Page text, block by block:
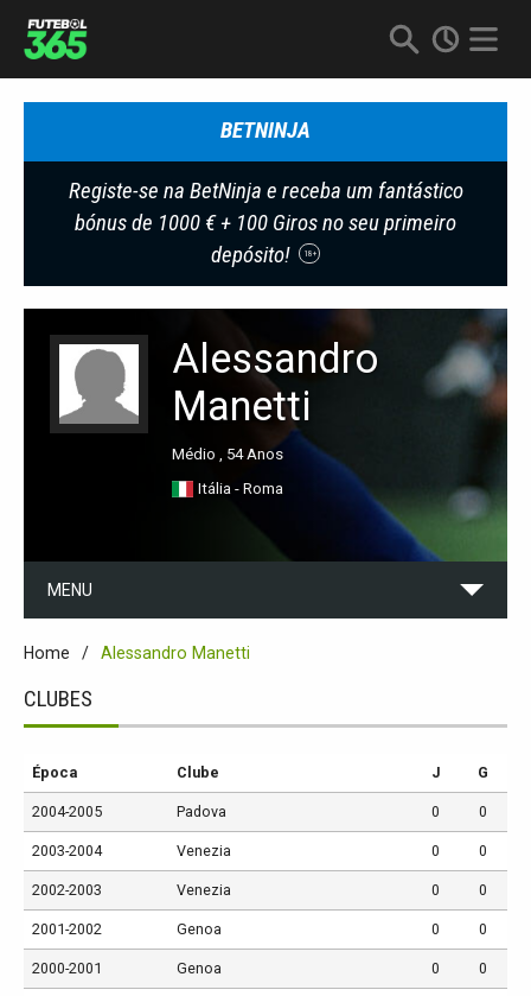
BETNINJA
Registe-se na BetNinja e receba um fantástico
bónus de 1000 € + 100 Giros no seu primeiro
depósito!
18+
Alessandro
Manetti
Médio , 54 Anos
Itália - Roma
MENU
Home Alessandro Manetti
CLUBES
Época Clube J G
2004-2005 Padova 0 0
2003-2004 Venezia 0 0
2002-2003 Venezia 0 0
2001-2002 Genoa 0 0
2000-2001 Genoa 0 0